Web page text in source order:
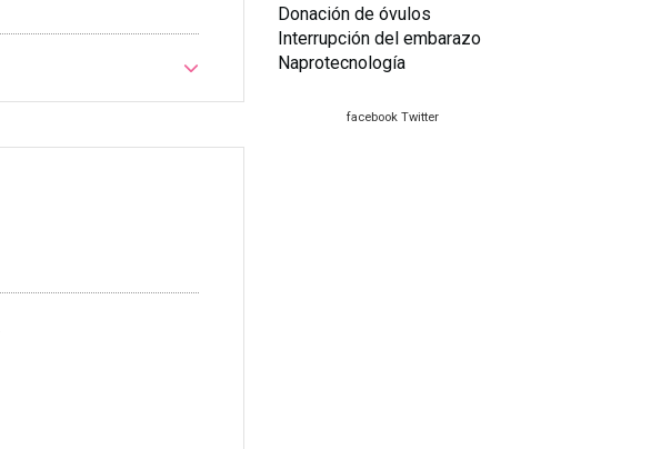
Donación de óvulos
Interrupción del embarazo
Naprotecnología
facebook Twitter